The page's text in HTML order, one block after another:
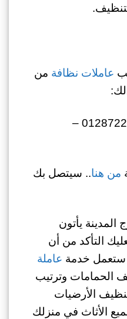
عاملات نظافة من
اتصل بأرقام الآتية: 01287223589 –
من هنا.. سيتصل بك
يأتون
التأكد من أن
ستعمل خدمة عاملة
الحمامات وترتيب
الأرضيات
الأثاث في منزلك